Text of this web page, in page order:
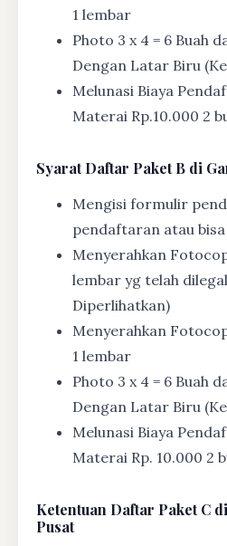
1 lembar
Photo 3 x 4 = 6 Buah
Dengan Latar Biru
Melunasi Biaya
Materai Rp.10.000 2
SyaratDaftar Paket B di
Mengisi formulir
pendaftaran atau bisa
Menyerahkan
lembar yg telah
Diperlihatkan)
Menyerahkan
1 lembar
Photo 3 x 4 = 6 Buah
Dengan Latar Biru
Melunasi Biaya
Materai Rp. 10.000 2
Ketentuan Daftar Paket C
Pusat